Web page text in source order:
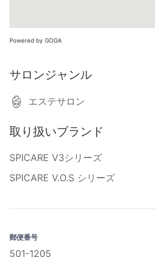
Powered by GOGA
サロンジャンル
エステサロン
取り扱いブランド
SPICARE V3シリーズ
SPICARE V.O.S シリーズ
郵便番号
501-1205